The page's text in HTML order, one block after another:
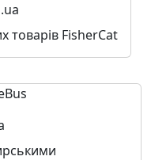
товарів FisherCat